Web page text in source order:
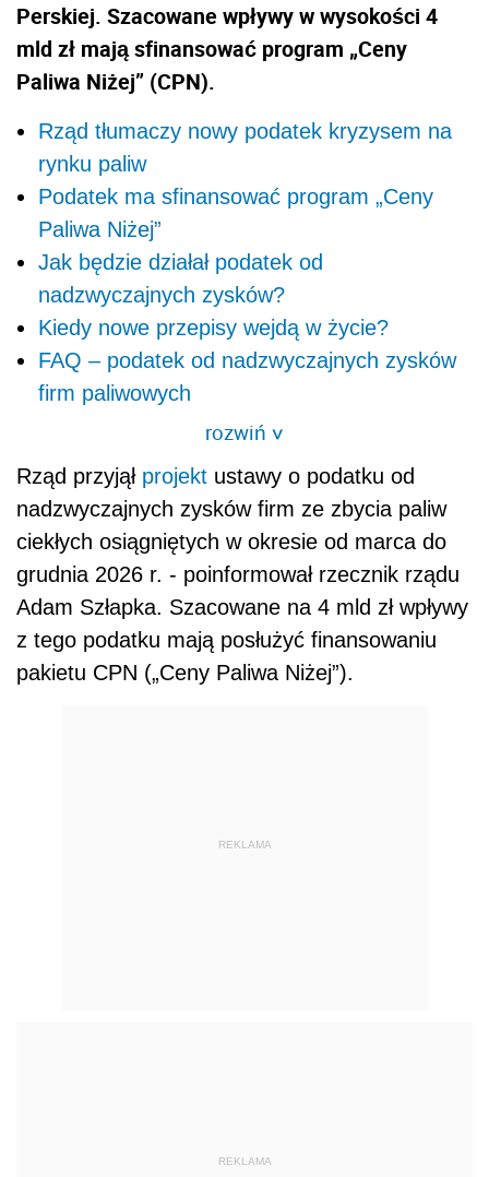
Perskiej. Szacowane wpływy w wysokości 4
mld zł mają sfinansować program „Ceny
Paliwa Niżej” (CPN).
Rząd tłumaczy nowy podatek kryzysem na
rynku paliw
Podatek ma sfinansować program „Ceny
Paliwa Niżej”
Jak będzie działał podatek od
nadzwyczajnych zysków?
Kiedy nowe przepisy wejdą w życie?
FAQ – podatek od nadzwyczajnych zysków
firm paliwowych
rozwiń>
Rząd przyjął projekt ustawy o podatku od
nadzwyczajnych zysków firm ze zbycia paliw
ciekłych osiągniętych w okresie od marca do
grudnia 2026 r. - poinformował rzecznik rządu
Adam Szłapka. Szacowane na 4 mld zł wpływy
z tego podatku mają posłużyć finansowaniu
pakietu CPN („Ceny Paliwa Niżej”).
REKLAMA
REKLAMA